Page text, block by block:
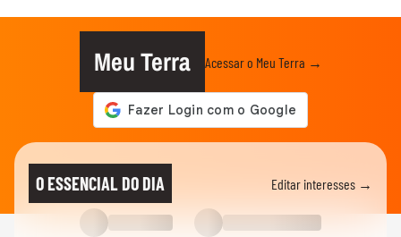
Meu Terra Acessar o Meu Terra →
O ESSENCIAL DO DIA Editar interesses →